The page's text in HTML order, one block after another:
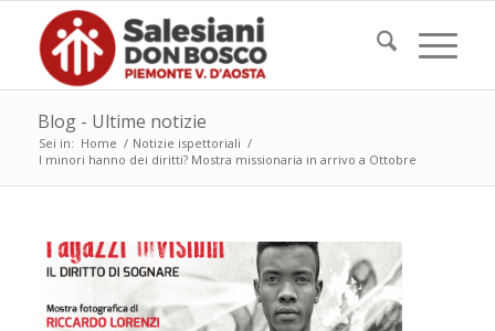
Blog - Ultime notizie
Sei in: Home / Notizie ispettoriali /
I minori hanno dei diritti? Mostra missionaria in arrivo a Ottobre